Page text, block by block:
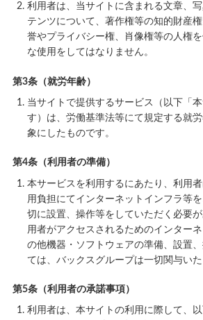
利用者は、当サイトに含まれる文章、
テンツについて、著作権等の知的財産
誉やプライバシー権、肖像権等の人権
な使用をしてはなりません。
第3条（就労年齢）
当サイトで提供するサービス（以下「
す）は、労働基準法等にて規定する就
象にしたものです。
第4条（利用者の準備）
本サービスを利用するにあたり、利用
用負担にてインターネットインフラ等
切に設置、操作等をしていただく必要
用者がアクセスされるためのインター
の他機器・ソフトウェアの準備、設置
ては、バックスグループは一切関与いた
第5条（利用者の承諾事項）
利用者は、本サイトの利用に際して、